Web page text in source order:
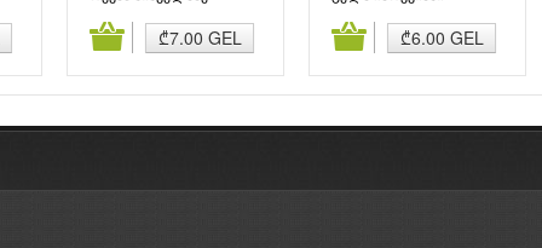
₾7.00 GEL ₾6.00 GEL
კალათაში დამატება კალათაში დამატება